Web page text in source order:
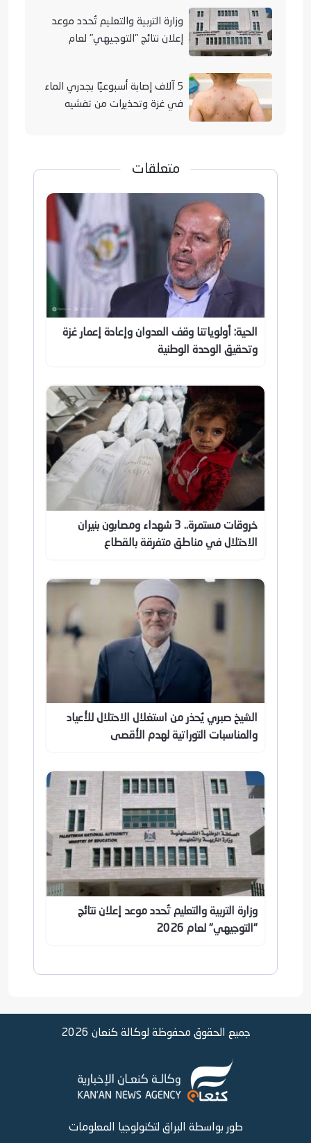
وزارة التربية والتعليم تُحدد موعد
إعلان نتائج "التوجيهي" لعام
5 آلاف إصابة أسبوعيًا بجدري الماء
في غزة وتحذيرات من تفشيه
متعلقات
الحية: أولوياتنا وقف العدوان وإعادة إعمار غزة
وتحقيق الوحدة الوطنية
خروقات مستمرة.. 3 شهداء ومصابون بنيران
الاحتلال في مناطق متفرقة بالقطاع
الشيخ صبري يُحذر من استغلال الاحتلال للأعياد
والمناسبات التوراتية لهدم الأقصى
وزارة التربية والتعليم تُحدد موعد إعلان نتائج
"التوجيهي" لعام 2026
جميع الحقوق محفوظة لوكالة كنعان 2026
طور بواسطة البراق لتكنولوجيا المعلومات